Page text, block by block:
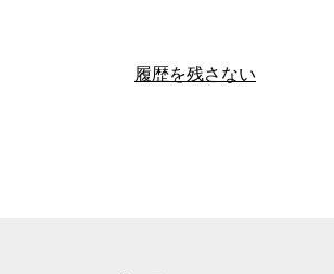
履歴を残さない